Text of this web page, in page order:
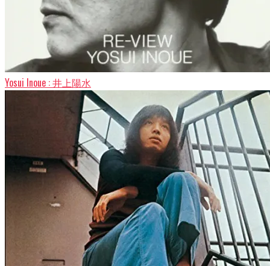
Yosui Inoue : 井上陽水